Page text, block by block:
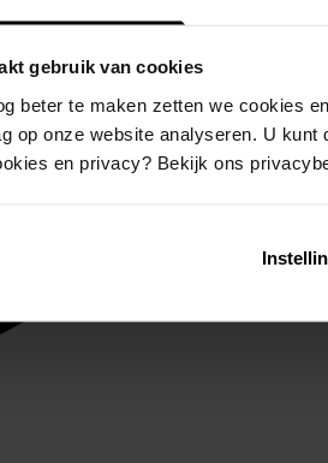
gebruik van cookies
beter te maken zetten we cookies
op onze website analyseren. U
en privacy? Bekijk ons